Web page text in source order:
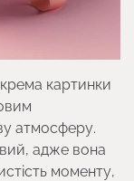
картинки
атмосферу.
адже вона
моменту,